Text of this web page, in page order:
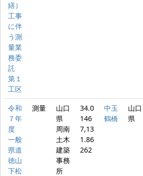
繕）
工事
に伴
う測
量業
務委
託
第１
工区
令和
７年
度
一般
県道
徳山
下松
測量
山口
県
周南
土木
建築
事務
所
34.0
146
7,13
1.86
262
中玉
鶴橋
山口
県